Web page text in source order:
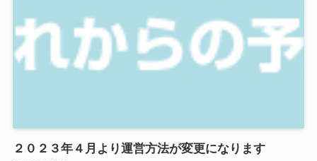
２０２３年４月より運営方法が変更になります